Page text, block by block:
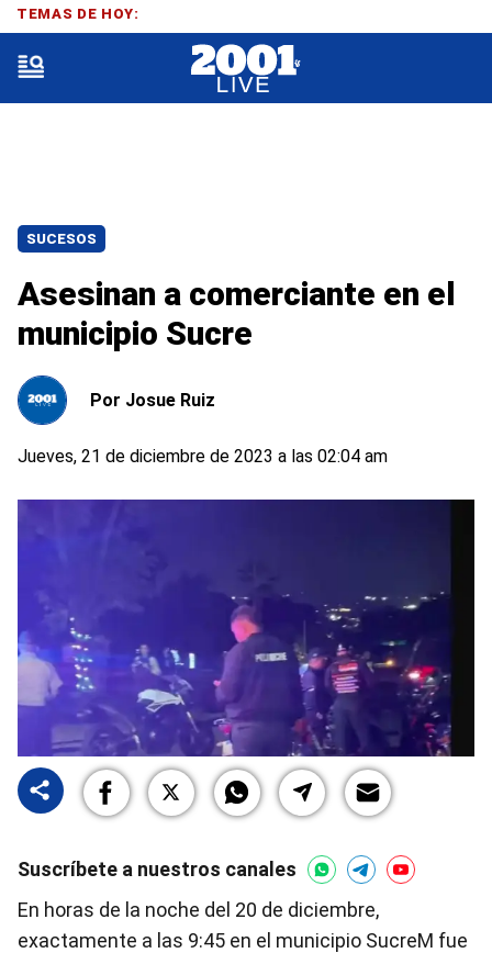
SUCESOS
Asesinan a comerciante en el
municipio Sucre
Por Josue Ruiz
Jueves, 21 de diciembre de 2023 a las 02:04 am
Suscríbete a nuestros canales
En horas de la noche del 20 de diciembre,
exactamente a las 9:45 en el municipio SucreM fue
TEMAS DE HOY: